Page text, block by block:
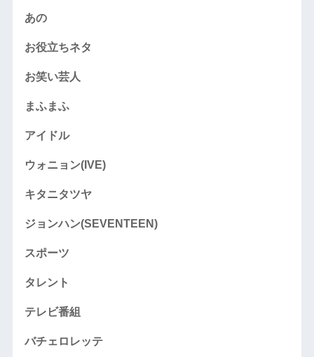
あの
お役立ちネタ
お笑い芸人
まふまふ
アイドル
ウォニョン(IVE)
キタニタツヤ
ジョンハン(SEVENTEEN)
スポーツ
タレント
テレビ番組
バチェロレッテ